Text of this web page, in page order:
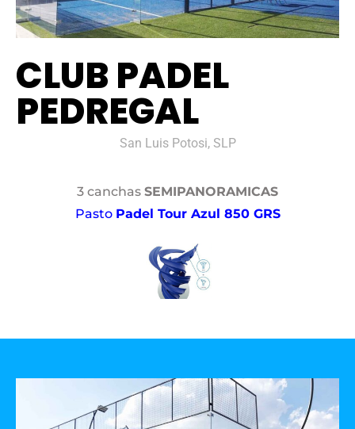
CLUB PADEL
PEDREGAL
San Luis Potosi, SLP
3 canchas SEMIPANORAMICAS
Pasto Padel Tour Azul 850 GRS